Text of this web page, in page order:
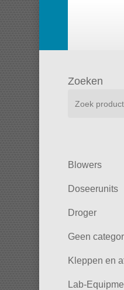
Skip
to
main
content
Zoeken
Blowers
Doseerunits
Droger
Geen
Kleppen en
Lab-